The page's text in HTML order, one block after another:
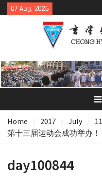
Skip
to
07 Aug, 2026
Home 2017 July
11
第十三届运动会成功举办！
day100844